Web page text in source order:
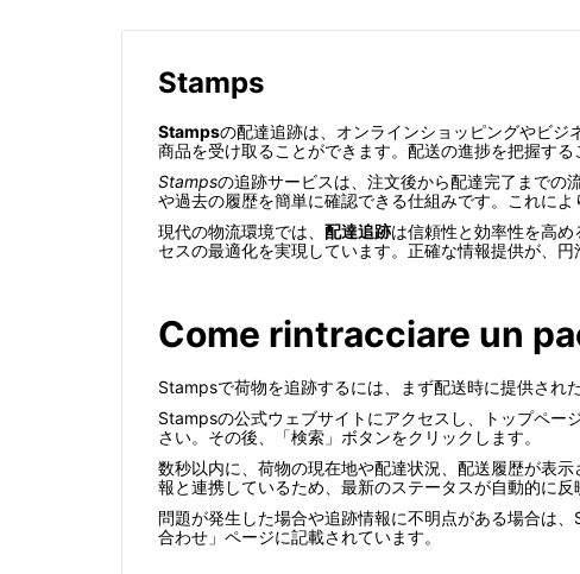
Stamps
Stampsの配達追跡は、オンラインショッピングやビ
商品を受け取ることができます。配送の進捗を把握す
Stampsの追跡サービスは、注文後から配達完了までの
や過去の履歴を簡単に確認できる仕組みです。これに
現代の物流環境では、 配達追跡は信頼性と効率性を高
セスの最適化を実現しています。正確な情報提供が、円
Come rintracciare un
Stampsで荷物を追跡するには、まず配送時に提供され
Stampsの公式ウェブサイトにアクセスし、トップペー
さい。その後、「検索」ボタンをクリックします。
数秒以内に、荷物の現在地や配達状況、配送履歴が表
報と連携しているため、最新のステータスが自動的に反
問題が発生した場合や追跡情報に不明点がある場合は
合わせ」ページに記載されています。